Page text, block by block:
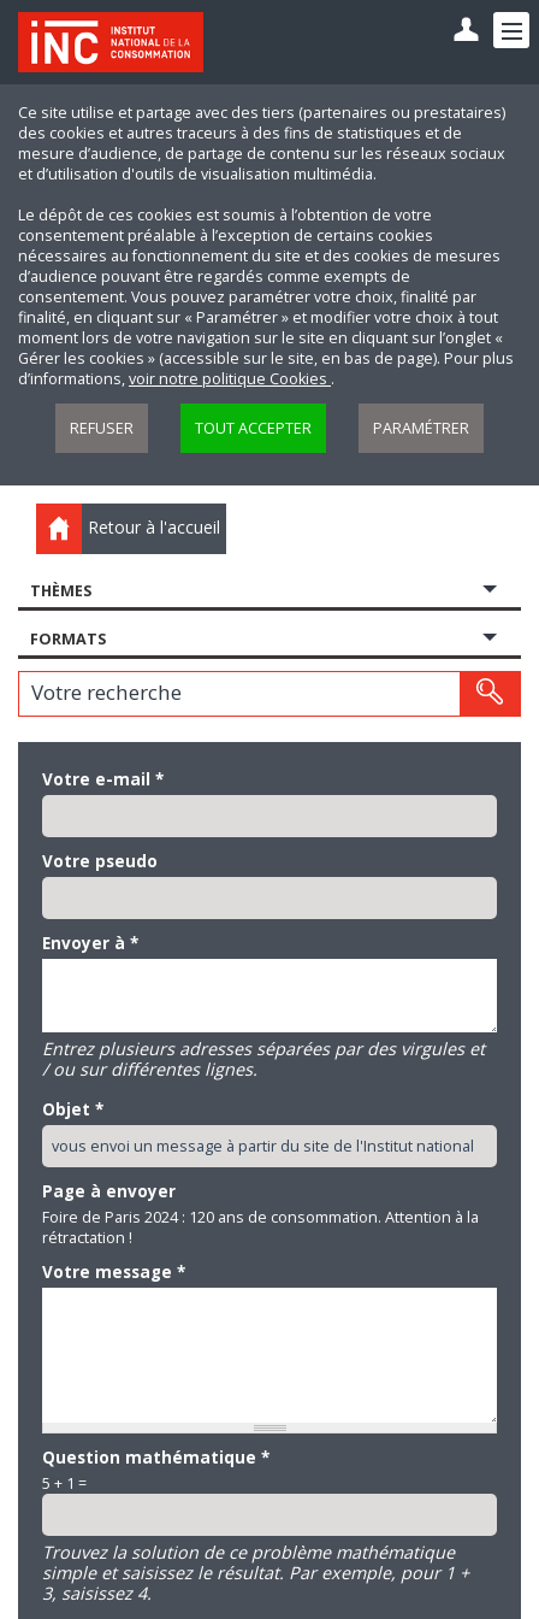
Ce site utilise et partage avec des tiers (partenaires ou prestataires)
des cookies et autres traceurs à des fins de statistiques et de
mesure d’audience, de partage de contenu sur les réseaux sociaux
et d’utilisation d'outils de visualisation multimédia.
Le dépôt de ces cookies est soumis à l’obtention de votre
consentement préalable à l’exception de certains cookies
nécessaires au fonctionnement du site et des cookies de mesures
d’audience pouvant être regardés comme exempts de
consentement. Vous pouvez paramétrer votre choix, finalité par
finalité, en cliquant sur « Paramétrer » et modifier votre choix à tout
moment lors de votre navigation sur le site en cliquant sur l’onglet «
Gérer les cookies » (accessible sur le site, en bas de page). Pour plus
d’informations,voir notre politique Cookies .
REFUSER TOUT ACCEPTER PARAMÉTRER
Retour à l'accueil
THÈMES
FORMATS
Votre recherche
Votre e-mail *
Votre pseudo
Envoyer à *
Entrez plusieurs adresses séparées par des virgules et
/ ou sur différentes lignes.
Objet *
Page à envoyer
Foire de Paris 2024 : 120 ans de consommation. Attention à la
rétractation !
Votre message *
Question mathématique *
5 + 1 =
Trouvez la solution de ce problème mathématique
simple et saisissez le résultat. Par exemple, pour 1 +
3, saisissez 4.